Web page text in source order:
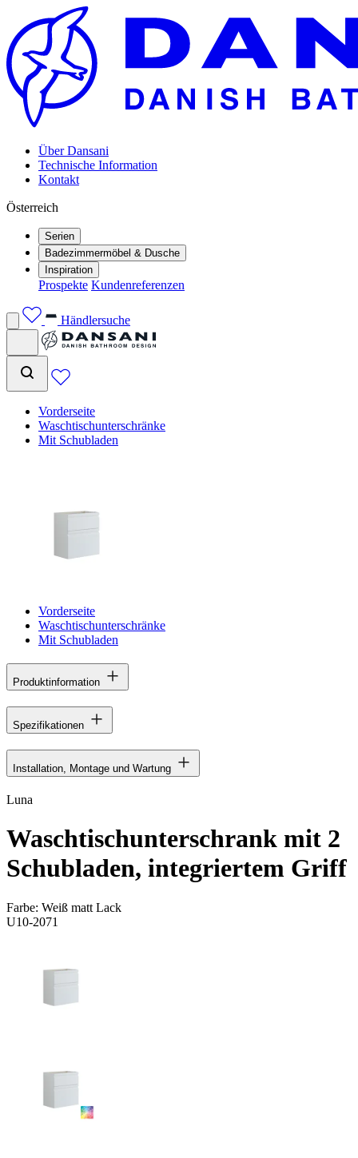
Über Dansani
Technische Information
Kontakt
Österreich
Serien
Badezimmermöbel & Dusche
Inspiration
Prospekte Kundenreferenzen
Händlersuche
Vorderseite
Waschtischunterschränke
Mit Schubladen
Vorderseite
Waschtischunterschränke
Mit Schubladen
Produktinformation
Spezifikationen
Installation, Montage und Wartung
Luna
Waschtischunterschrank mit 2
Schubladen, integriertem Griff
Farbe: Weiß matt Lack
U10-2071